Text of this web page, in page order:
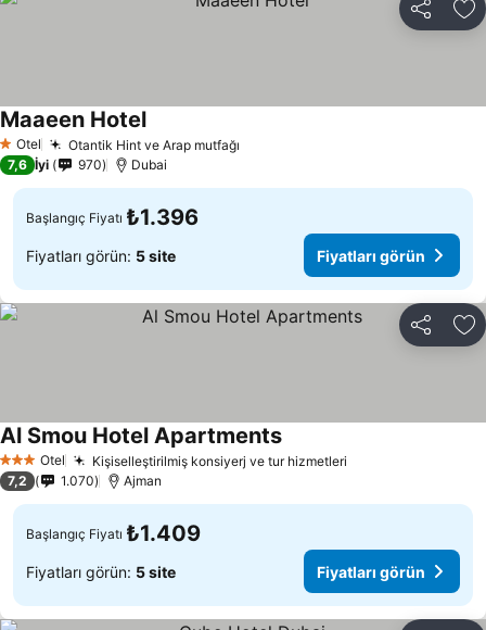
Paylaş
1 Yıldız
Otel Otantik Hint ve Arap mutfağı
Maaeen HotelFiyatları görün
7,6 İyi 970 Dubai
Başlangıç Fiyatı ₺1.396
Fiyatları görün: 5 site Fiyatları görün
Paylaş
3 YıldızOtel Kişiselleştirilmiş konsiyerj ve tur hizmetleri
Al Smou Hotel ApartmentsFiyatları görün
7,2 1.070 Ajman
Başlangıç Fiyatı ₺1.409
Fiyatları görün: 5 site Fiyatları görün